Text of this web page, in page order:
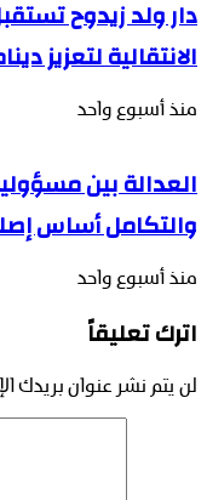
دار ولد زيدوح
الانتقالية لتعزيز
منذ أسبوع واحد
العدالة بين
والتكامل أساس
منذ أسبوع واحد
اترك تعليقاً
لن يتم نشر عنوان بريدك